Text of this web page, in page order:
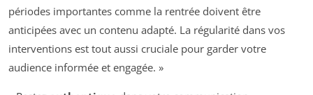
périodes importantes comme la rentrée doivent être
anticipées avec un contenu adapté. La régularité dans vos
interventions est tout aussi cruciale pour garder votre
audience informée et engagée. »